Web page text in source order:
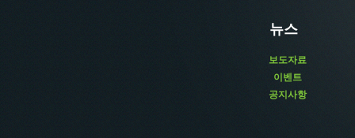
뉴스
보도자료
이벤트
공지사항